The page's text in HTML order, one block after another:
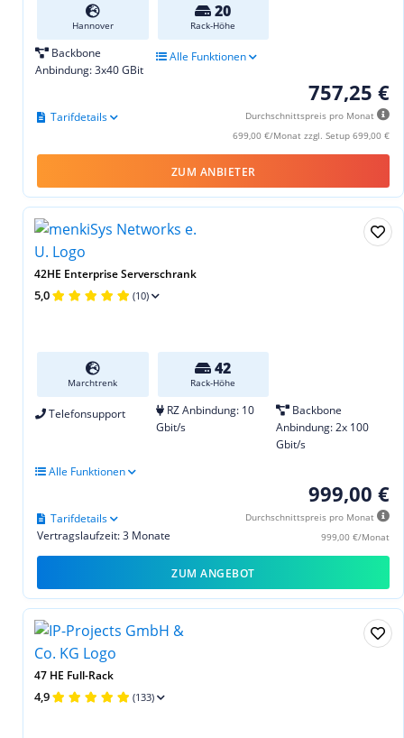
Hannover
20
Rack-Höhe
Backbone
Anbindung: 3x40 GBit
Alle Funktionen
757,25 €
Durchschnittspreis pro Monat
699,00 €/Monat zzgl. Setup 699,00 €
Tarifdetails
ZUM ANBIETER
42HE Enterprise Serverschrank
5,0 (10)
Marchtrenk
42
Rack-Höhe
Telefonsupport
RZ Anbindung: 10
Gbit/s
Backbone
Anbindung: 2x 100
Gbit/s
Alle Funktionen
999,00 €
Durchschnittspreis pro Monat
999,00 €/Monat
Vertragslaufzeit: 3 Monate
Tarifdetails
ZUM ANGEBOT
47 HE Full-Rack
4,9 (133)